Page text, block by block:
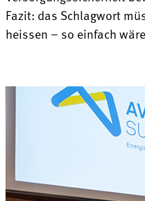
Fazit: das Schlagwort
heissen – so einfach